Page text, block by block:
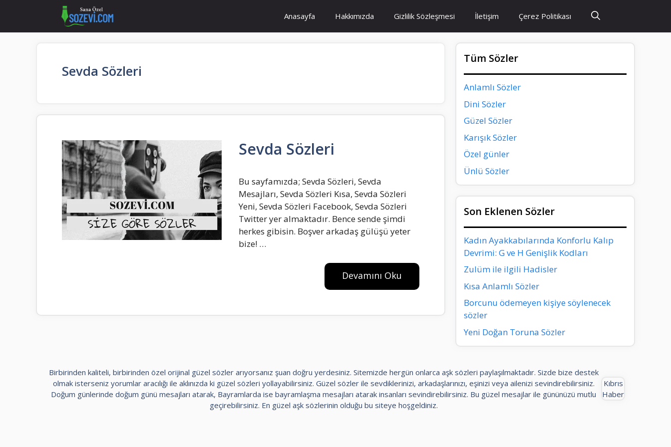
Anasayfa Hakkımızda Gizlilik Sözleşmesi İletişim Çerez Politikası
Sevda Sözleri
Sevda Sözleri
Bu sayfamızda; Sevda Sözleri, Sevda
Mesajları, Sevda Sözleri Kısa, Sevda Sözleri
Yeni, Sevda Sözleri Facebook, Sevda Sözleri
Twitter yer almaktadır. Bence sende şimdi
herkes gibisin. Boşver arkadaş gülüşü yeter
bize! …
Devamını Oku
Tüm Sözler
Anlamlı Sözler
Dini Sözler
Güzel Sözler
Karışık Sözler
Özel günler
Ünlü Sözler
Son Eklenen Sözler
Kadın Ayakkabılarında Konforlu Kalıp
Devrimi: G ve H Genişlik Kodları
Zulüm ile ilgili Hadisler
Kısa Anlamlı Sözler
Borcunu ödemeyen kişiye söylenecek
sözler
Yeni Doğan Toruna Sözler
Kıbrıs
Haber
Birbirinden kaliteli, birbirinden özel orijinal güzel sözler arıyorsanız şuan doğru yerdesiniz. Sitemizde hergün onlarca aşk sözleri paylaşılmaktadır. Sizde bize destek
olmak isterseniz yorumlar aracılığı ile aklınızda ki güzel sözleri yollayabilirsiniz. Güzel sözler ile sevdiklerinizi, arkadaşlarınızı, eşinizi veya ailenizi sevindirebilirsiniz.
Doğum günlerinde doğum günü mesajları atarak, Bayramlarda ise bayramlaşma mesajları atarak insanları sevindirebilirsiniz. Bu güzel mesajlar ile gününüzü mutlu
geçirebilirsiniz. En güzel aşk sözlerinin olduğu bu siteye hoşgeldiniz.